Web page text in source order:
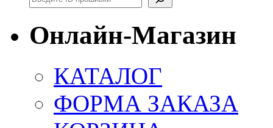
Онлайн-Магазин
КАТАЛОГ
ФОРМА ЗАКАЗА